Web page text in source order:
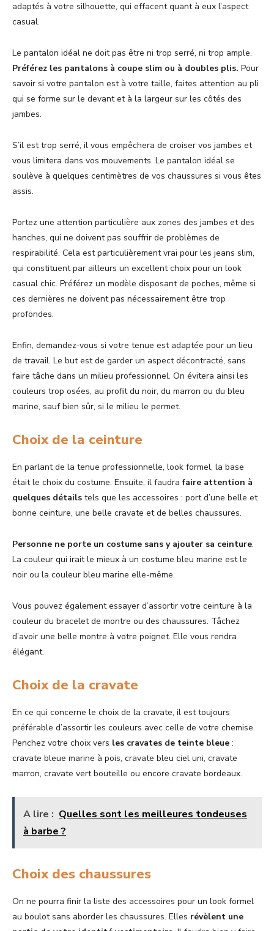
adaptés à votre silhouette, qui effacent quant à eux l’aspect
casual.
Le pantalon idéal ne doit pas être ni trop serré, ni trop ample.
Préférez les pantalons à coupe slim ou à doubles plis. Pour
savoir si votre pantalon est à votre taille, faites attention au pli
qui se forme sur le devant et à la largeur sur les côtés des
jambes.
S’il est trop serré, il vous empêchera de croiser vos jambes et
vous limitera dans vos mouvements. Le pantalon idéal se
soulève à quelques centimètres de vos chaussures si vous êtes
assis.
Portez une attention particulière aux zones des jambes et des
hanches, qui ne doivent pas souffrir de problèmes de
respirabilité. Cela est particulièrement vrai pour les jeans slim,
qui constituent par ailleurs un excellent choix pour un look
casual chic. Préférez un modèle disposant de poches, même si
ces dernières ne doivent pas nécessairement être trop
profondes.
Enfin, demandez-vous si votre tenue est adaptée pour un lieu
de travail. Le but est de garder un aspect décontracté, sans
faire tâche dans un milieu professionnel. On évitera ainsi les
couleurs trop osées, au profit du noir, du marron ou du bleu
marine, sauf bien sûr, si le milieu le permet.
Choix de la ceinture
En parlant de la tenue professionnelle, look formel, la base
était le choix du costume. Ensuite, il faudrafaire attention à
quelques détails tels que les accessoires : port d’une belle et
bonne ceinture, une belle cravate et de belles chaussures.
Personne ne porte un costume sans y ajouter sa ceinture.
La couleur qui irait le mieux à un costume bleu marine est le
noir ou la couleur bleu marine elle-même.
Vous pouvez également essayer d’assortir votre ceinture à la
couleur du bracelet de montre ou des chaussures. Tâchez
d’avoir une belle montre à votre poignet. Elle vous rendra
élégant.
Choix de la cravate
En ce qui concerne le choix de la cravate, il est toujours
préférable d’assortir les couleurs avec celle de votre chemise.
Penchez votre choix vers les cravates de teinte bleue :
cravate bleue marine à pois, cravate bleu ciel uni, cravate
marron, cravate vert bouteille ou encore cravate bordeaux.
A lire : Quelles sont les meilleures tondeuses
à barbe ?
Choix des chaussures
On ne pourra finir la liste des accessoires pour un look formel
au boulot sans aborder les chaussures. Elles révèlent une